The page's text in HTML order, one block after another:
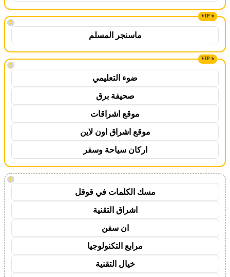
!
ماسنجر المسلم
!
ضوء التعليمي
صحيفة برق
موقع اشراقات
موقع اشراق اون لاين
اركان سياحة وسفر
!
مسك الكلمات في قوقل
اشراق التقنية
ان سفن
مرابع التكنولوجيا
خيال التقنية